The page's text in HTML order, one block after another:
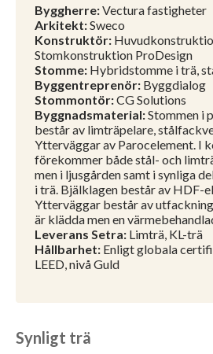
Byggherre:Vectura fastigheter
Arkitekt:Sweco
Konstruktör:
Stomkonstruktion ProDesign
Stomme: Hybridstomme i trä,
Byggentreprenör: Byggdialog
Stommontör:CG Solutions
Byggnadsmaterial:Stommen i
består av limträpelare,
Ytterväggar av Parocelement. I
förekommer både stål- och
men i ljusgården samt i synliga
i trä. Bjälklagen består av HDF-
Ytterväggar består av
är klädda men en
Leverans Setra: Limträ, KL-trä
Hållbarhet: Enligt globala
LEED, nivå Guld
Synligt trä